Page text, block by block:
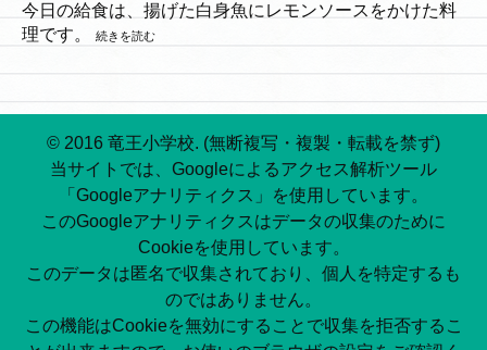
今日の給食は、揚げた白身魚にレモンソースをかけた料
理です。
続きを読む
© 2016 竜王小学校. (無断複写・複製・転載を禁ず)
当サイトでは、Googleによるアクセス解析ツール
「Googleアナリティクス」を使用しています。
このGoogleアナリティクスはデータの収集のために
Cookieを使用しています。
このデータは匿名で収集されており、個人を特定するも
のではありません。
この機能はCookieを無効にすることで収集を拒否するこ